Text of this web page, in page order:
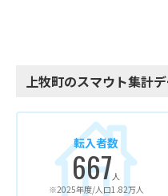
上牧町のスマウト集計
転入者数
667 人
※2025年度/人口1.82万人